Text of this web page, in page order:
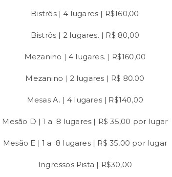
Bistrôs | 4 lugares | R$160,00
Bistrôs | 2 lugares. | R$ 80,00
Mezanino | 4 lugares. | R$160,00
Mezanino | 2 lugares | R$ 80.00
Mesas A. | 4 lugares | R$140,00
Mesão D | 1 a 8 lugares | R$ 35,00 por lugar
Mesão E | 1 a 8 lugares | R$ 35,00 por lugar
Ingressos Pista | R$30,00